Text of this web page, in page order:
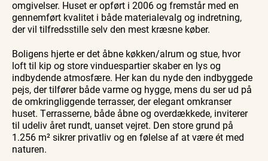
omgivelser. Huset er opført i 2006 og fremstår med en
gennemført kvalitet i både materialevalg og indretning,
der vil tilfredsstille selv den mest kræsne køber.
Boligens hjerte er det åbne køkken/alrum og stue, hvor
loft til kip og store vinduespartier skaber en lys og
indbydende atmosfære. Her kan du nyde den indbyggede
pejs, der tilfører både varme og hygge, mens du ser ud på
de om­kring­lig­gen­de terrasser, der elegant omkranser
huset. Terrasserne, både åbne og overdækkede, inviterer
til udeliv året rundt, uanset vejret. Den store grund på
1.256 m² sikrer privatliv og en følelse af at være ét med
naturen.